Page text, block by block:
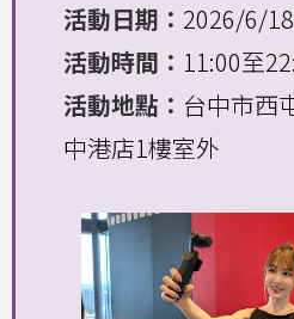
活動日期： 2026/6/
活動時間： 11:00至
活動地點： 台中市西
中港店1樓室外